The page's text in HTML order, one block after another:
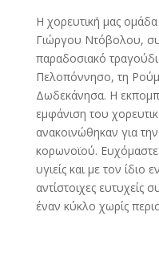
Η χορευτική μας
Γιώργου Ντόβολου,
παραδοσιακό
Πελοπόννησο, τη
Δωδεκάνησα. Η
εμφάνιση του
ανακοινώθηκαν για
κορωνοϊού.
υγιείς και με τον
αντίστοιχες ευτυχείς
έναν κύκλο χωρίς